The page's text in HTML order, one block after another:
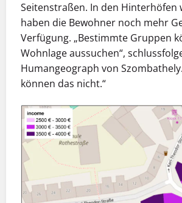
Seitenstraßen. In den Hinterhöfen
haben die Bewohner noch mehr
Verfügung. „Bestimmte Gruppen
Wohnlage aussuchen“,
Humangeograph von
können das nicht.“